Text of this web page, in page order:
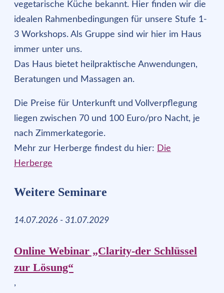
vegetarische Küche bekannt. Hier finden wir die
idealen Rahmenbedingungen für unsere Stufe 1-
3 Workshops. Als Gruppe sind wir hier im Haus
immer unter uns.
Das Haus bietet heilpraktische Anwendungen,
Beratungen und Massagen an.
Die Preise für Unterkunft und Vollverpflegung
liegen zwischen 70 und 100 Euro/pro Nacht, je
nach Zimmerkategorie.
Mehr zur Herberge findest du hier: Die
Herberge
Weitere Seminare
14.07.2026 - 31.07.2029
Online Webinar „Clarity-der Schlüssel
zur Lösung“
,